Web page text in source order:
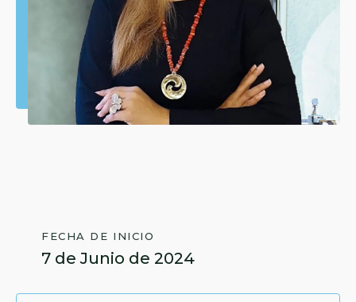
FECHA DE INICIO
7 de Junio de 2024